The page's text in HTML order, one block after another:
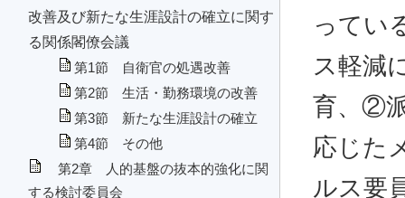
改善及び新たな生涯設計の確立に関す
る関係閣僚会議
第1節 自衛官の処遇改善
第2節 生活・勤務環境の改善
第3節 新たな生涯設計の確立
第4節 その他
第2章 人的基盤の抜本的強化に関
する検討委員会
ってい
ス軽減
育、②
応じた
ルス要